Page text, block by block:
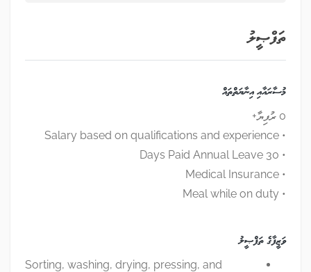
ތަފްޞީލު
މުސާރައާއި އިނާޔަތްތައް
0 ރުފިޔާ+
• Salary based on qualifications and experience
• 30 Days Paid Annual Leave
• Medical Insurance
• Meal while on duty
ވަޒީފާގެ ތަފްޞީލު
Sorting, washing, drying, pressing, and